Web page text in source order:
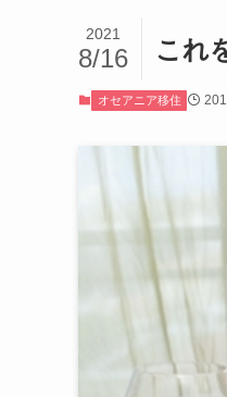
これ
2021
8/16
オセアニア移住